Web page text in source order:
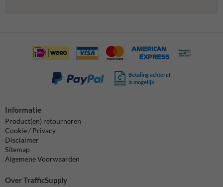
Betaling achteraf
is mogelijk
Informatie
Product(en) retourneren
Cookie / Privacy
Disclaimer
Sitemap
Algemene Voorwaarden
Over TrafficSupply